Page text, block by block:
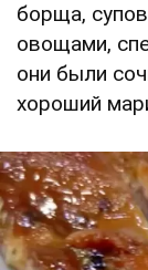
борща,
овощами,
они были
хороший